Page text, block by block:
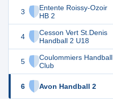
3
Entente Roissy-Ozoir
HB 2
4
Cesson Vert St.Denis
Handball 2 U18
5
Coulommiers Handball
Club
6 Avon Handball 2
7
7
7 4
0